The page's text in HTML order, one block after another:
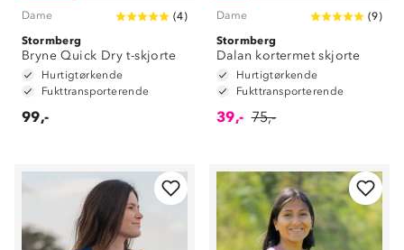
Dame (4)
Stormberg
Bryne Quick Dry t-skjorte
Hurtigtørkende
Fukttransporterende
99,-
Dame (9)
Stormberg
Dalan kortermet skjorte
Hurtigtørkende
Fukttransporterende
39,- 75,-